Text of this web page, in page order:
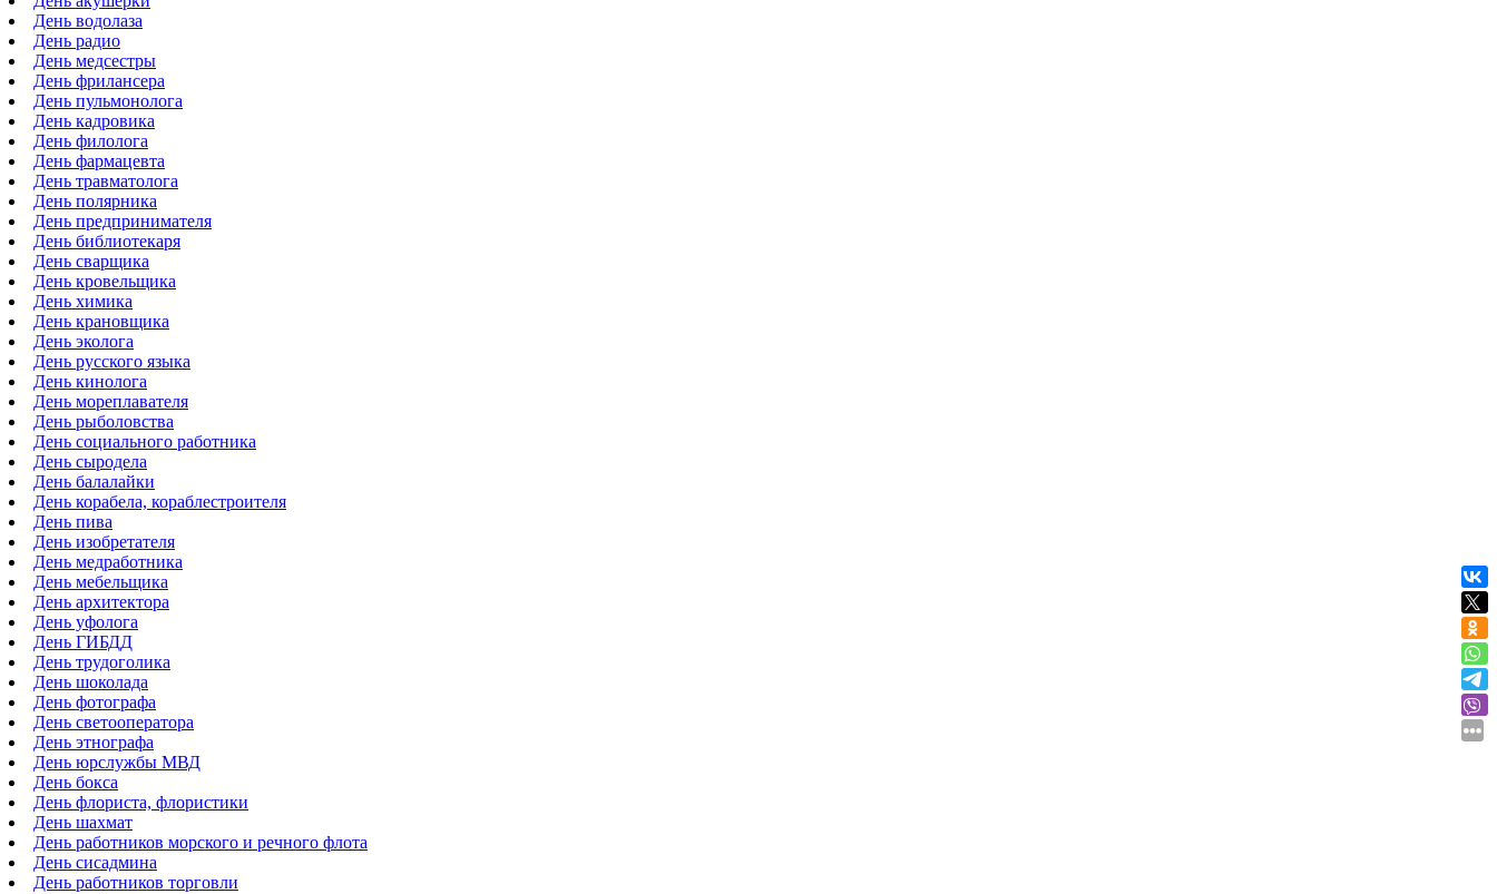
День водолаза
День радио
День медсестры
День фрилансера
День пульмонолога
День кадровика
День филолога
День фармацевта
День травматолога
День полярника
День предпринимателя
День библиотекаря
День сварщика
День кровельщика
День химика
День крановщика
День эколога
День русского языка
День кинолога
День мореплавателя
День рыболовства
День социального работника
День сыродела
День балалайки
День корабела, кораблестроителя
День пива
День изобретателя
День медработника
День мебельщика
День архитектора
День уфолога
День ГИБДД
День трудоголика
День шоколада
День фотографа
День светооператора
День этнографа
День юрслужбы МВД
День бокса
День флориста, флористики
День шахмат
День работников морского и речного флота
День сисадмина
День работников торговли